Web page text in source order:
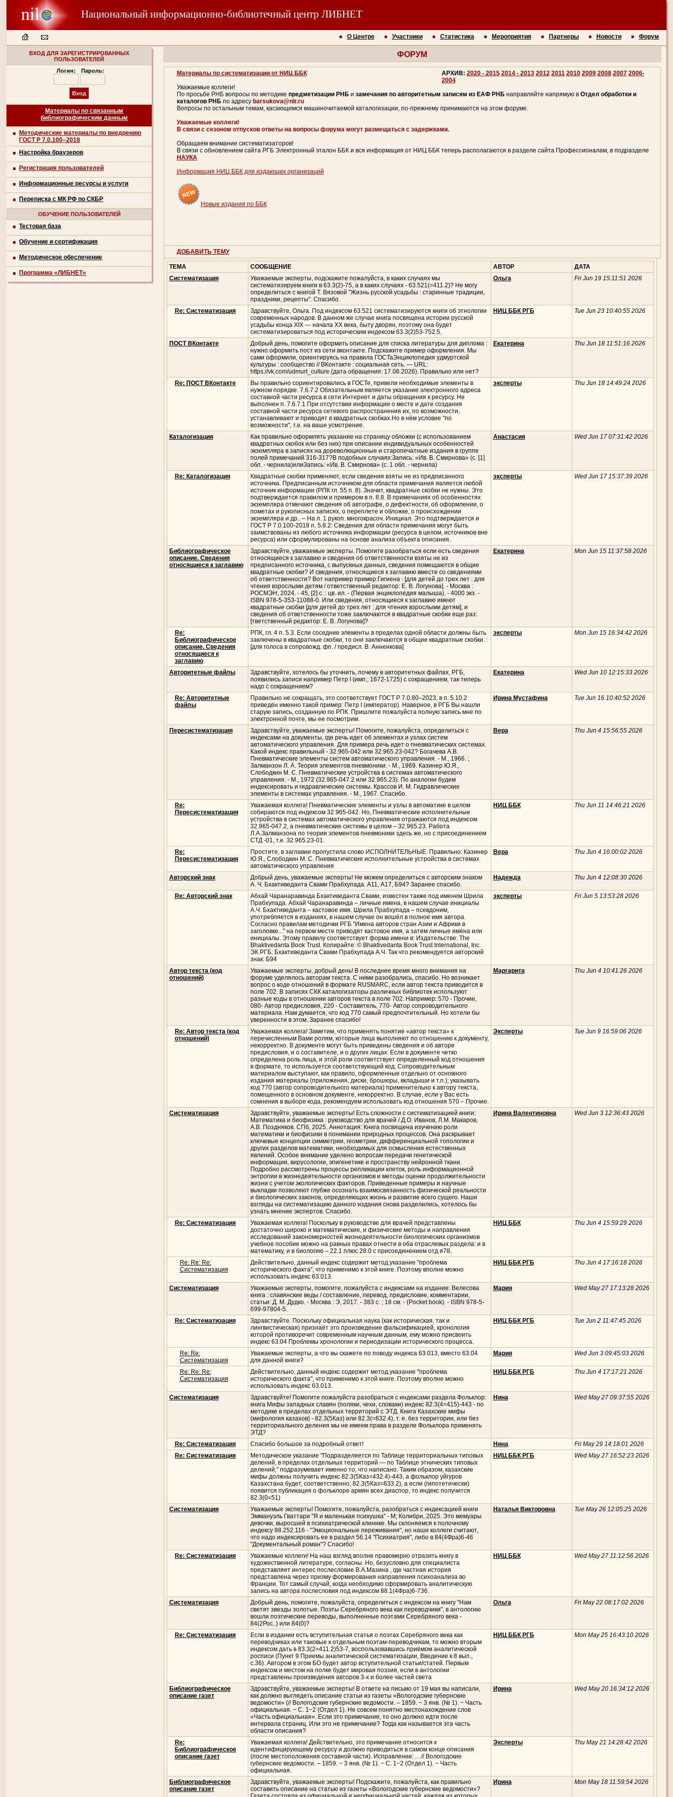
Национальный информационно-библиотечный центр ЛИБНЕТ
О Центре Участники Статистика Мероприятия Партнеры Новости Форум
ВХОД ДЛЯ ЗАРЕГИСТРИРОВАННЫХ
ПОЛЬЗОВАТЕЛЕЙ
Логин:
Пароль:
Материалы по связанным
библиографическим данным
Методические материалы по внедрению
ГОСТ Р 7.0.100–2018
Настройка браузеров
Регистрация пользователей
Информационные ресурсы и услуги
Переписка с МК РФ по СКБР
ОБУЧЕНИЕ ПОЛЬЗОВАТЕЛЕЙ
Тестовая база
Обучение и сертификация
Методическое обеспечение
Программа «ЛИБНЕТ»
ФОРУМ
Материалы по систематизации от НИЦ ББК АРХИВ: 2020 - 2015 2014 - 2013 2012 2011 2010 2009 2008 2007 2006-
2004
Уважаемые коллеги!
По просьбе РНБ вопросы по методике предметизации РНБи замечания по авторитетным записям из ЕАФ РНБнаправляйте напрямую в Отдел обработки и
каталогов РНБпо адресу barsukova@nlr.ru
Вопросы по остальным темам, касающимся машиночитаемой каталогизации, по-прежнему принимаются на этом форуме.
Уважаемые коллеги!
В связи с сезоном отпусков ответы на вопросы форума могут размещаться с задержками.
Обращаем внимание систематизаторов!
В связи с обновлением сайта РГБ Электронный эталон ББК и вся информация от НИЦ ББК теперь располагаются в разделе сайта Профессионалам, в подразделе
НАУКА
Информация НИЦ ББК для издающих организаций
Новые издания по ББК
ДОБАВИТЬ ТЕМУ
ТЕМА СООБЩЕНИЕ АВТОР
ДАТА
Систематизация
Уважаемые эксперты, подскажите пожалуйста, в каких случаях мы
систематизируем книги в 63.3(2)-75, а в каких случаях - 63.521(=411.2)? Не могу
определиться с книгой Т. Вязовой "Жизнь русской усадьбы : старинные традиции,
праздники, рецепты". Спасибо.
Ольга Fri Jun 19 15:11:51 2026
Re: Систематизация
Здравствуйте, Ольга. Под индексом 63.521 систематизируются книги об этнологии
современных народов. В данном же случае книга посвящена истории русской
усадьбы конца XIX — начала XX века, быту дворян, поэтому она будет
систематизироваться под историческим индексом 63.3(2)53-752.5.
НИЦ ББК РГБ Tue Jun 23 10:40:55 2026
ПОСТ ВКонтакте
Добрый день, помогите оформить описание для списка литературы для диплома :
нужно оформить пост из сети вконтакте. Подскажите пример оформления. Мы
сами оформили, ориентируясь на правила ГОСТаЭнциклопедия удмуртской
культуры : сообщество // ВКонтакте : социальная сеть. — URL:
https://vk.com/udmurt_culture (дата обращения: 17.06.2026). Правильно или нет?
Екатерина Thu Jun 18 11:51:16 2026
Re: ПОСТ ВКонтакте
Вы правильно сориентировались в ГОСТе, привели необходимые элементы в
нужном порядке. 7.6.7.2 Обязательным является указание электронного адреса
составной части ресурса в сети Интернет и даты обращения к ресурсу. Не
выполнен п. 7.6.7.1 При отсутствии информации о месте и дате создания
составной части ресурса сетевого распространения их, по возможности,
устанавливают и приводят в квадратных скобках.Но в нём условие "по
возможности", т.е. на ваше усмотрение.
эксперты Thu Jun 18 14:49:24 2026
Каталогизация
Как правильно оформлять указание на страницу обложки (с использованием
квадратных скобок или без них) при описании индивидуальных особенностей
экземпляра в записях на дореволюционные и старопечатные издания в группе
полей примечаний 316-317?В подобных случаях:Запись: «Ив. В. Смирнова» (с. [1]
обл. - чернила)илиЗапись: «Ив. В. Смирнова» (с. 1 обл. - чернила)
Анастасия Wed Jun 17 07:31:42 2026
Re: Каталогизация
Квадратные скобки применяют, если сведения взяты не из предписанного
источника. Предписанным источником для области примечания является любой
источник информации (РПК гл. 55 п. 8). Значит, квадратные скобки не нужны. Это
подтверждается правилом и примером в п. 8.8. В примечаниях об особенностях
экземпляра отмечают сведения об автографе, о дефектности, об оформлении, о
пометах и рукописных записях, о переплете и обложке, о происхождении
экземпляра и др.. – На л. 1 рукоп. многокрасоч. Инициал. Это подтверждается и
ГОСТ Р 7.0.100-2018 п. 5.8.2: Сведения для области примечания могут быть
заимствованы из любого источника информации (ресурса в целом, источников вне
ресурса) или сформулированы на основе анализа объекта описания.
эксперты Wed Jun 17 15:37:39 2026
Библиографическое
описание. Сведения
относящиеся к заглавию
Здравствуйте, уважаемые эксперты. Помогите разобраться если есть сведения
относящиеся к заглавию и сведения об ответственности взяты не из
предписанного источника, с выпускных данных, сведения помещаются в общие
квадратные скобки? И сведения, относящиеся к заглавию вместе со сведениями
об ответственности? Вот например пример:Гигиена : [для детей до трех лет : для
чтения взрослыми детям / ответственный редактор: Е. В. Логунова]. - Москва :
РОСМЭН, 2024. - 45, [2] с. : цв. ил. - (Первая энциклопедия малыша). - 4000 экз. -
ISBN 978-5-353-11088-0. Или сведения, относящиеся к заглавию имеют
квадратные скобки [для детей до трех лет : для чтения взрослыми детям], и
сведения об ответственности тоже заключаются в квадратные скобки еще раз:
[тветственный редактор: Е. В. Логунова]?
Екатерина Mon Jun 15 11:37:58 2026
Re:
Библиографическое
описание. Сведения
относящиеся к
заглавию
РПК, гл. 4 п. 5.3. Если соседние элементы в пределах одной области должны быть
заключены в квадратные скобки, то они заключаются в общие квадратные скобки. :
[для голоса в сопровожд. фп. / предисл. В. Анненкова]
эксперты Mon Jun 15 16:34:42 2026
Авторитетные файлы
Здравствуйте, хотелось бы уточнить, почему в авторитетных файлах, РГБ,
появились записи например Петр I (имп.; 1672-1725) с сокращением, так теперь
надо с сокращением?
Екатерина Wed Jun 10 12:15:33 2026
Re: Авторитетные
файлы
Правильно не сокращать, это соответствует ГОСТ Р 7.0.80–2023, в п. 5.10.2
приведён именно такой пример: Петр I (император). Наверное, в РГБ Вы нашли
старую запись, созданную по РПК. Пришлите пожалуйста полную запись мне по
электронной почте, мы ее посмотрим.
Ирина Мустафина Tue Jun 16 10:40:52 2026
Пересистематизация
Здравствуйте, уважаемые эксперты! Помогите, пожалуйста, определиться с
индексами на документы, где речь идет об элементах и узлах систем
автоматического управления. Для примера речь идет о пневматических системах.
Какой индекс правильный - 32.965-042 или 32.965.23-042? Богачева А.В.
Пневматические элементы систем автоматического управления. - М., 1966. ;
Залманзон Л. А. Теория элементов пневмоники. - М., 1969. Казинер Ю.Я.,
Слободкин М. С. Пневматические устройства в системах автоматического
управления. - М., 1972 (32.965-047.2 или 32.965.23). По аналогии будем
индексировать и гидравлические системы. Крассов И. М. Гидравлические
элементы в системах управления. - М., 1967. Спасибо.
Вера Thu Jun 4 15:56:55 2026
Re:
Пересистематизация
Уважаемая коллега! Пневматические элементы и узлы в автоматике в целом
собираются под индексом 32.965-042. Но, Пневматические исполнительные
устройства в системах автоматического управления отражаются под индексом
32.965-047.2, а пневматические системы в целом – 32.965.23. Работа
Л.А.Залманзона по теории элементов пневмоники здесь же, но с присоединением
СТД -01, т.е. 32.965.23-01.
НИЦ ББК Thu Jun 11 14:46:21 2026
Re:
Пересистематизация
Простите, в заглавии пропустила слово ИСПОЛНИТЕЛЬНЫЕ. Правильно: Казинер
Ю.Я., Слободкин М. С. Пневматические исполнительные устройства в системах
автоматического управления
Вера Thu Jun 4 16:00:02 2026
Авторский знак
Добрый день, уважаемые эксперты! Не можем определиться с авторским знаком
А. Ч. Бхактиведанта Свами Прабхупада. А11, А17, Б94? Заранее спасибо.
Надежда Thu Jun 4 12:08:30 2026
Re: Авторский знак
Абхай Чаранаравинда Бхактиведанта Свами, известен также под именем Шрила
Прабхупада. Абхай Чаранаравинда – личные имена, в нашем случае инициалы
А.Ч. Бхактиведанта – кастовое имя. Шрила Прабхупада – псевдоним,
употребляется в изданиях, в нашем случае он вошёл в полное имя автора.
Согласно правилам методички РГБ "Имена авторов стран Азии и Африки в
заголовке..." на первом месте приводят кастовое имя, а затем личные имена или
инициалы. Этому правилу соответствует форма имени в: Издательстве: The
Bhaktivedanta Book Trust. Копирайте: ©️ Bhaktivedanta Book Trust International, Inc.
ЭК РГБ: Бхактиведанта Свами Прабхупада А.Ч. Так что рекомендуется авторский
знак: Б94
эксперты Fri Jun 5 13:53:28 2026
Автор текста (код
отношений)
Уважаемые эксперты, добрый день! В последнее время много внимания на
форуме уделялось авторам текста. С ними разобрались, спасибо. Но возникает
вопрос о коде отношений в формате RUSMARC, если автор текста приводится в
поле 702. В записях СКК каталогизаторы различных библиотек используют
разные коды в отношении авторов текста в поле 702. Например: 570 - Прочие,
080- Автор предисловия, 220 - Составитель, 770- Автор сопроводительного
материала. Нам думается, что код 770 самый предпочтительный. Но хотели бы
уверенности в этом. Заранее спасибо!
Маргарита Thu Jun 4 10:41:26 2026
Re: Автор текста (код
отношений)
Уважаемая коллега! Заметим, что применять понятие «автор текста» к
перечисленным Вами ролям, которые лица выполняют по отношению к документу,
некорректно. В документе могут быть приведены сведения и об авторе
предисловия, и о составителе, и о других лицах. Если в документе четко
определена роль лица, и этой роли соответствует определенный код отношения
в формате, то используется соответствующий код. Сопроводительным
материалом выступают, как правило, оформленные отдельно от основного
издания материалы (приложения, диски, брошюры, вкладыши и т.п.); указывать
код 770 (автор сопроводительного материала) применительно к автору текста,
помещенного в основном документе, некорректно. В случае, если у Вас есть
сомнения в выборе кода, рекомендуем использовать код отношения 570 – Прочие.
Эксперты Tue Jun 9 16:59:06 2026
Систематизация
Здравствуйте, уважаемые эксперты! Есть сложности с систематизацией книги:
Математика и биофизика : руководство для врачей / Д.О. Иванов, Л.М. Макаров,
А.В. Поздняков. СПб, 2025. Аннотация: Книга посвящена изучению роли
математики и биофизики в понимании природных процессов. Она раскрывает
ключевые концепции симметрии, геометрии, дифференциальной топологии и
других разделов математики, необходимых для осмысления естественных
явлений. Особое внимание уделено вопросам передачи генетической
информации, вирусологии, эпигенетике и пространству нейронной ткани.
Подробно рассмотрены процессы репликации клеток, роль информационной
энтропии в жизнедеятельности организмов и методы оценки продолжительности
жизни с учетом экологических факторов. Приведенные примеры и научные
выкладки позволяют глубже осознать взаимосвязанность физической реальности
и биологических законов, определяющих жизнь и развитие всего сущего. Наши
взгляды на систематизацию данного издания снова разделились, хотелось бы
узнать мнение экспертов. Спасибо.
Ирина Валентиновна Wed Jun 3 12:36:43 2026
Re: Систематизация
Уважаемая коллега! Поскольку в руководстве для врачей представлены
достаточно широко и математические, и физические методы и направления
исследований закономерностей жизнедеятельности биологических организмов
учебное пособие можно на равных правах отнести в оба отраслевых раздела: и в
математику, и в биологию – 22.1 плюс 28.0 с присоединением отд я78.
НИЦ ББК Thu Jun 4 15:59:29 2026
Re: Re: Re:
Систематизация
Действительно, данный индекс содержит метод.указание "проблема
исторического факта", что применимо к этой книге. Поэтому вполне можно
использовать индекс 63.013.
НИЦ ББК РГБ Thu Jun 4 17:16:18 2026
Систематизация
Уважаемые эксперты, помогите, пожалуйста с индексами на издание: Велесова
книга : славянские веды / составление, перевод, предисловие, комментарии,
статьи: Д. М. Дудко. - Москва : Э, 2017. - 383 с. ; 18 см. - (Pocket book). - ISBN 978-5-
699-97804-5.
Мария Wed May 27 17:13:28 2026
Re: Систематизация
Здравствуйте. Поскольку официальная наука (как историческая, так и
лингвистическая) признаёт это произведение фальсификацией, хронология
которой противоречит современным научным данным, ему можно присвоить
индекс 63.04 Проблемы хронологии и периодизации исторического процесса.
НИЦ ББК РГБ Tue Jun 2 11:47:45 2026
Re: Re:
Систематизация
Уважаемые эксперты, а что вы скажете по поводу индекса 63.013, вместо 63.04
для данной книги?
Мария Wed Jun 3 09:45:03 2026
Re: Re: Re:
Систематизация
Действительно, данный индекс содержит метод.указание "проблема
исторического факта", что применимо к этой книге. Поэтому вполне можно
использовать индекс 63.013.
НИЦ ББК РГБ Thu Jun 4 17:17:21 2026
Систематизация
Здравствуйте! Помогите пожалуйста разобраться с индексами раздела Фольклор:
книга Мифы западных славян (поляки, чехи, словаки) индекс 82.3(4=415)-443 - по
методике в пределах отдельных территорий с ЭТД. Книга Казахские мифы
(мифология казахов) - 82.3(5Каз) или 82.3(=632.4), т. е. без территории, или без
территориального деления мы не имеем права в разделе Фольклора применять
ЭТД?
Нина Wed May 27 09:37:55 2026
Re: Систематизация Спасибо большое за подробный ответ! Нина
Fri May 29 14:18:01 2026
Re: Систематизация
Методическое указание "Подразделяется по Таблице территориальных типовых
делений, в пределах отдельных территорий — по Таблице этнических типовых
делений," подразумевает именно то, что написано. Таким образом, казахские
мифы должны получить индекс 82.3(5Каз=432.4)-443, а фольклор уйгуров
Казахстана будет, соответственно, 82.3(5Каз=633.2), а если (гипотетически)
появится публикация о фольклоре армян всех диаспор, то индекс получится
82.3(0=51)
НИЦ ББК РГБ Wed May 27 16:52:23 2026
Систематизация
Уважаемые эксперты! Помогите, пожалуйста, разобраться с индексацией книги
Эммануэль Гваттари "Я и маленькая психушка" - М; Колибри, 2025. Это мемуары
девочки, выросшей в психиатрической клинике. Мы склоняемся к полочному
индексу 88.252.116 - "Эмоциональные переживания", но наши коллеги считают,
что надо индексировать ее в раздел 56.14 "Психиатрия", либо в 84(4Фра)6-46
"Документальный роман"? Спасибо!
Наталья Викторовна Tue May 26 12:05:25 2026
Re: Систематизация
Уважаемые коллеги! На наш взгляд вполне правомерно отразить книгу в
художественной литературе, согласны. Но, безусловно для специалиста
представляет интерес послесловие В.А.Мазина , где частная история
представлена через призму формирования направления психоанализа во
Франции. Тот самый случай, когда необходимо сформировать аналитическую
запись на автора послесловия под индексом 88.1(4Фра)6-736.
НИЦ ББК Wed May 27 11:12:56 2026
Систематизация
Добрый день, помогите, пожалуйста, определиться с индексом на книгу "Нам
светят звезды золотые. Поэты Серебряного века как переводчики", в антологию
вошли поэтические переводы, выполненные поэтами Серебряного века -
84(2Рос..) или 84(0)?
Ольга Fri May 22 08:17:02 2026
Re: Систематизация
Если в издании есть вступительная статья о поэтах Серебряного века как
переводчиках или таковые к отдельным поэтам-переводчикам, то можно вторым
индексом дать в 83.3(2=411.2)53-7, воспользовавшись приёмом аналитической
росписи (Пункт 9 Приемы аналитической систематизации, Введение к 8 вып.,
с.36). Автором в этом БО будет автор вступительной статьи/статей. Первым
индексом и местом на полке будет мировая поэзия, если в антологии
представлены произведения авторов 3-х и более частей света
НИЦ ББК РГБ Mon May 25 16:43:10 2026
Библиографическое
описание газет
Здравствуйте, уважаемые эксперты! В ответе на письмо от 19 мая вы написали,
как должно выглядеть описание статьи из газеты «Вологодские губернские
ведомости» (// Вологодские губернские ведомости. – 1859. − 3 янв. (№ 1). − Часть
официальная. − С. 1−2 (Отдел 1). Не совсем понятно местонахождение слов
«Часть официальная». Если это примечание, то оно должно идти после
интервала страниц. Или это не примечание? Тогда как называется эта часть
области описания?
Ирина Wed May 20 16:34:12 2026
Re:
Библиографическое
описание газет
Уважаемая коллега! Действительно, это примечание относится к
идентифицирующему ресурсу и должно приводиться в самом конце описания
(после местоположения составной части). Исправление: ... // Вологодские
губернские ведомости. – 1859. − 3 янв. (№ 1). − С. 1−2 (Отдел 1). − Часть
официальная.
Эксперты Thu May 21 14:28:42 2026
Библиографическое
описание газет
Здравствуйте, уважаемые эксперты! Подскажите, пожалуйста, как правильно
составить описание на статью из газеты «Вологодские губернские ведомости»?
Ирина Mon May 18 11:59:54 2026